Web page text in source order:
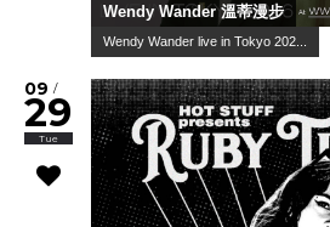
Wendy Wander 溫蒂漫步
Wendy Wander live in Tokyo 202...
09 /
29
Tue